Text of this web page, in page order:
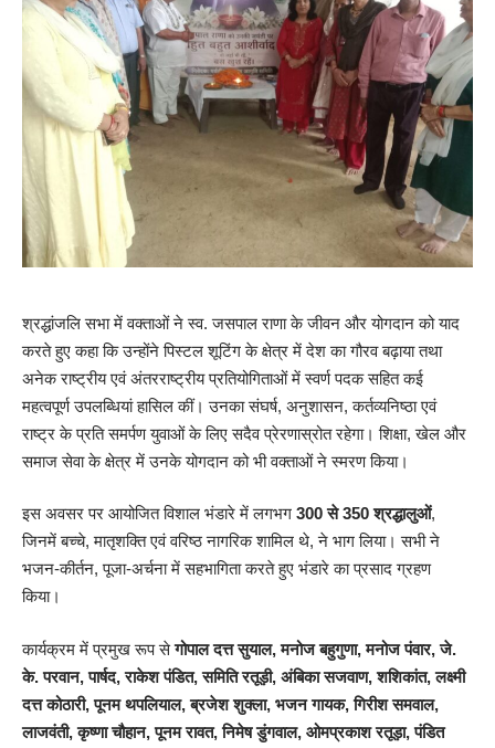
श्रद्धांजलि सभा में वक्ताओं ने स्व. जसपाल राणा के जीवन और योगदान को याद
करते हुए कहा कि उन्होंने पिस्टल शूटिंग के क्षेत्र में देश का गौरव बढ़ाया तथा
अनेक राष्ट्रीय एवं अंतरराष्ट्रीय प्रतियोगिताओं में स्वर्ण पदक सहित कई
महत्वपूर्ण उपलब्धियां हासिल कीं। उनका संघर्ष, अनुशासन, कर्तव्यनिष्ठा एवं
राष्ट्र के प्रति समर्पण युवाओं के लिए सदैव प्रेरणास्रोत रहेगा। शिक्षा, खेल और
समाज सेवा के क्षेत्र में उनके योगदान को भी वक्ताओं ने स्मरण किया।
इस अवसर पर आयोजित विशाल भंडारे में लगभग 300 से 350 श्रद्धालुओं,
जिनमें बच्चे, मातृशक्ति एवं वरिष्ठ नागरिक शामिल थे, ने भाग लिया। सभी ने
भजन-कीर्तन, पूजा-अर्चना में सहभागिता करते हुए भंडारे का प्रसाद ग्रहण
किया।
कार्यक्रम में प्रमुख रूप सेगोपाल दत्त सुयाल, मनोज बहुगुणा, मनोज पंवार, जे.
के. परवान, पार्षद, राकेश पंडित, समिति रतूड़ी, अंबिका सजवाण, शशिकांत, लक्ष्मी
दत्त कोठारी, पूनम थपलियाल, ब्रजेश शुक्ला, भजन गायक, गिरीश समवाल,
लाजवंती, कृष्णा चौहान, पूनम रावत, निमेष डुंगवाल, ओमप्रकाश रतूड़ा, पंडित